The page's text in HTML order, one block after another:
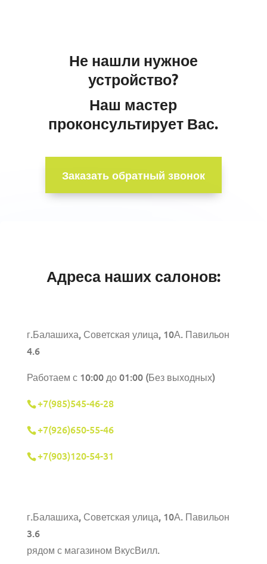
Не нашли нужное
устройство?
Наш мастер
проконсультирует Вас.
Заказать обратный звонок
Адреса наших салонов:
г.Балашиха, Советская улица, 10А. Павильон
4.6
Работаем с 10:00 до 01:00 (Без выходных)
+7(985)545-46-28
+7(926)650-55-46
+7(903)120-54-31
г.Балашиха, Советская улица, 10А. Павильон
3.6
рядом с магазином ВкусВилл.